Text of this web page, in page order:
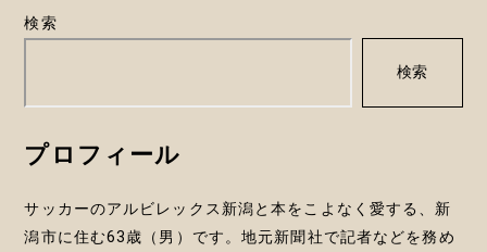
ゲ
ョ
ン
検索
検索
プロフィール
サッカーのアルビレックス新潟と本をこよなく愛する、新
潟市に住む63歳（男）です。地元新聞社で記者などを務め